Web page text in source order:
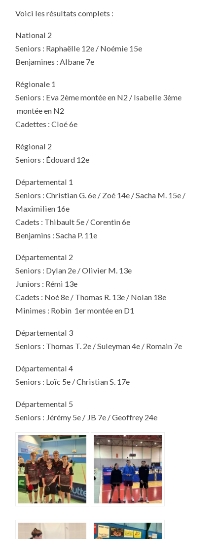
Voici les résultats complets :
National 2
Seniors : Raphaëlle 12e / Noémie 15e
Benjamines : Albane 7e
Régionale 1
Seniors : Eva 2ème montée en N2 / Isabelle 3ème
montée en N2
Cadettes : Cloé 6e
Régional 2
Seniors : Édouard 12e
Départemental 1
Seniors : Christian G. 6e / Zoé 14e / Sacha M. 15e /
Maximilien 16e
Cadets : Thibault 5e / Corentin 6e
Benjamins : Sacha P. 11e
Départemental 2
Seniors : Dylan 2e / Olivier M. 13e
Juniors : Rémi 13e
Cadets : Noé 8e / Thomas R. 13e / Nolan 18e
Minimes : Robin 1er montée en D1
Départemental 3
Seniors : Thomas T. 2e / Suleyman 4e / Romain 7e
Départemental 4
Seniors : Loïc 5e / Christian S. 17e
Départemental 5
Seniors : Jérémy 5e / JB 7e / Geoffrey 24e